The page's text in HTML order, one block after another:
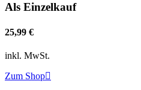
Als Einzelkauf
25,99 €
inkl. MwSt.
Zum Shop